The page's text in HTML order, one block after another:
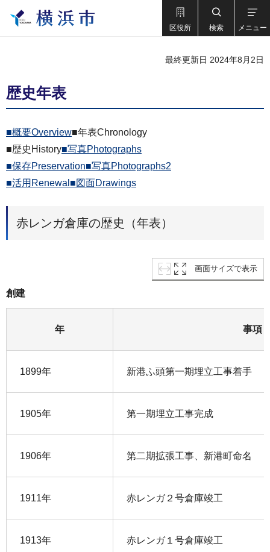
区役所 検索 メニュー
最終更新日 2024年8月2日
歴史年表
■概要Overview■年表Chronology
■歴史History■写真Photographs
■保存Preservation■写真Photographs2
■活用Renewal ■図面Drawings
赤レンガ倉庫の歴史（年表）
画面サイズで表示
創建
年 事項
1899年 新港ふ頭第一期埋立工事着手
1905年 第一期埋立工事完成
1906年 第二期拡張工事、新港町命名
1911年 赤レンガ２号倉庫竣工
1913年 赤レンガ１号倉庫竣工